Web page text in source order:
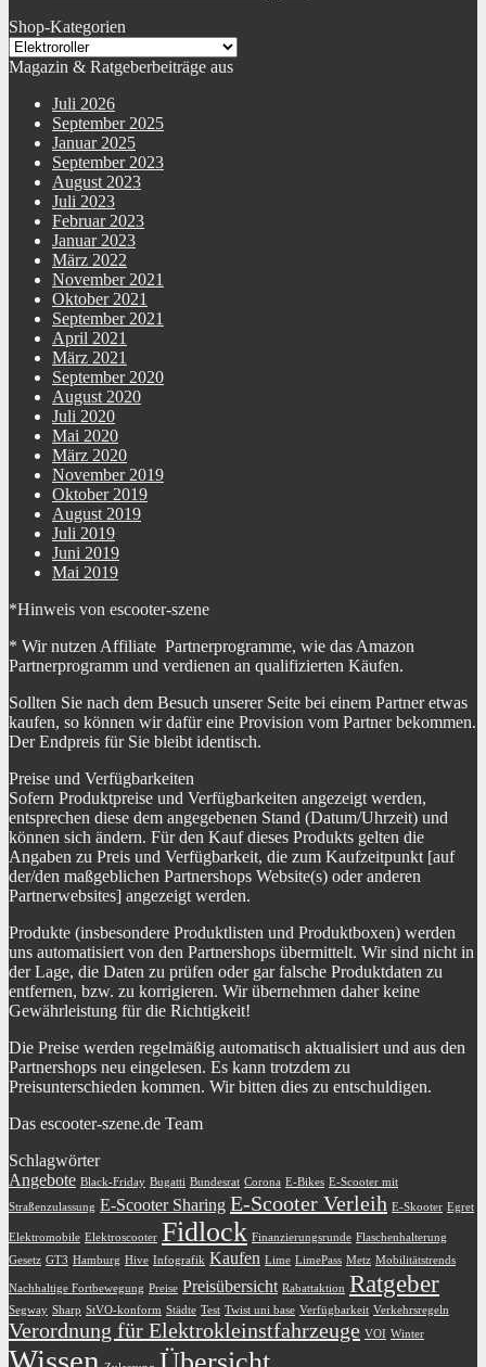
Shop-Kategorien
Magazin & Ratgeberbeiträge aus
Juli 2026
September 2025
Januar 2025
September 2023
August 2023
Juli 2023
Februar 2023
Januar 2023
März 2022
November 2021
Oktober 2021
September 2021
April 2021
März 2021
September 2020
August 2020
Juli 2020
Mai 2020
März 2020
November 2019
Oktober 2019
August 2019
Juli 2019
Juni 2019
Mai 2019
*Hinweis von escooter-szene
* Wir nutzen Affiliate Partnerprogramme, wie das Amazon
Partnerprogramm und verdienen an qualifizierten Käufen.
Sollten Sie nach dem Besuch unserer Seite bei einem Partner etwas
kaufen, so können wir dafür eine Provision vom Partner bekommen.
Der Endpreis für Sie bleibt identisch.
Preise und Verfügbarkeiten
Sofern Produktpreise und Verfügbarkeiten angezeigt werden,
entsprechen diese dem angegebenen Stand (Datum/Uhrzeit) und
können sich ändern. Für den Kauf dieses Produkts gelten die
Angaben zu Preis und Verfügbarkeit, die zum Kaufzeitpunkt [auf
der/den maßgeblichen Partnershops Website(s) oder anderen
Partnerwebsites] angezeigt werden.
Produkte (insbesondere Produktlisten und Produktboxen) werden
uns automatisiert von den Partnershops übermittelt. Wir sind nicht in
der Lage, die Daten zu prüfen oder gar falsche Produktdaten zu
entfernen, bzw. zu korrigieren. Wir übernehmen daher keine
Gewährleistung für die Richtigkeit!
Die Preise werden regelmäßig automatisch aktualisiert und aus den
Partnershops neu eingelesen. Es kann trotzdem zu
Preisunterschieden kommen. Wir bitten dies zu entschuldigen.
Das escooter-szene.de Team
Schlagwörter
Angebote Black-Friday Bugatti Bundesrat Corona E-Bikes E-Scooter mit
Straßenzulassung E-Scooter Sharing E-Scooter Verleih E-Skooter Egret
Elektromobile Elektroscooter Fidlock Finanzierungsrunde Flaschenhalterung
Gesetz GT3 Hamburg Hive Infografik Kaufen Lime LimePass Metz Mobilitätstrends
Nachhaltige Fortbewegung Preise Preisübersicht Rabattaktion Ratgeber
Segway Sharp StVO-konform Städte Test Twist uni base Verfügbarkeit Verkehrsregeln
Verordnung für Elektrokleinstfahrzeuge VOI Winter